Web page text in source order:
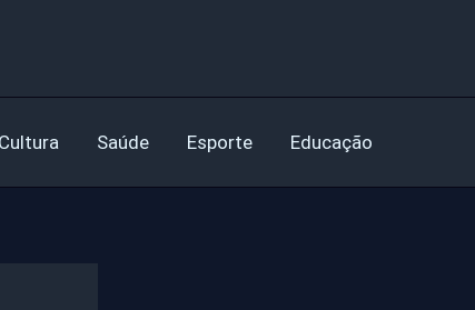
Cultura Saúde Esporte Educação